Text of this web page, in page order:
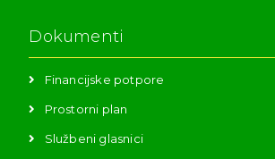
Dokumenti
Financijske potpore
Prostorni plan
Službeni glasnici